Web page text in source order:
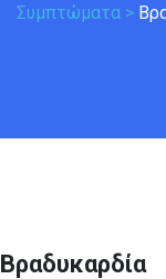
Συμπτώματα >
Βραδυκαρδία